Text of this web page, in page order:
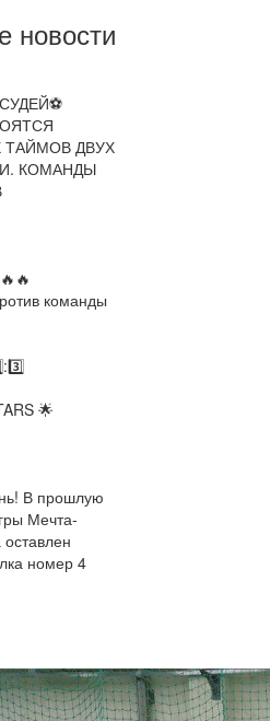
новости
ТАЙМОВ ДВУХ
КОМАНДЫ
команды
🌟
В прошлую
Мечта-
номер 4